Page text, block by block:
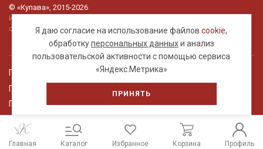
Я даю согласие на использование файловcookie,
обработкуперсональных данныхи анализ
пользовательской активности с помощью сервиса
«Яндекс.Метрика»
ПРИНЯТЬ
© «Купава», 2015-2026
Информация на сайте не является публичной
офертой.
Правовая информация
Политика обработки персональных данных
Пользовательское соглашение
Главная Каталог Избранное Корзина Профиль